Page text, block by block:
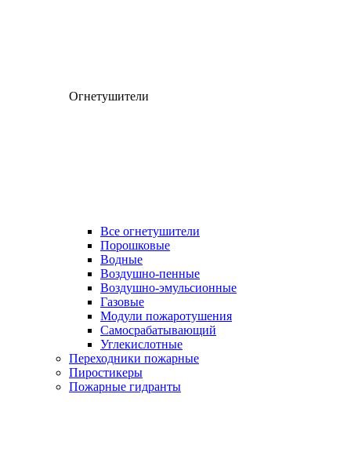
Огнетушители
Все огнетушители
Порошковые
Водные
Воздушно-пенные
Воздушно-эмульсионные
Газовые
Модули пожаротушения
Самосрабатывающий
Углекислотные
Переходники пожарные
Пиростикеры
Пожарные гидранты